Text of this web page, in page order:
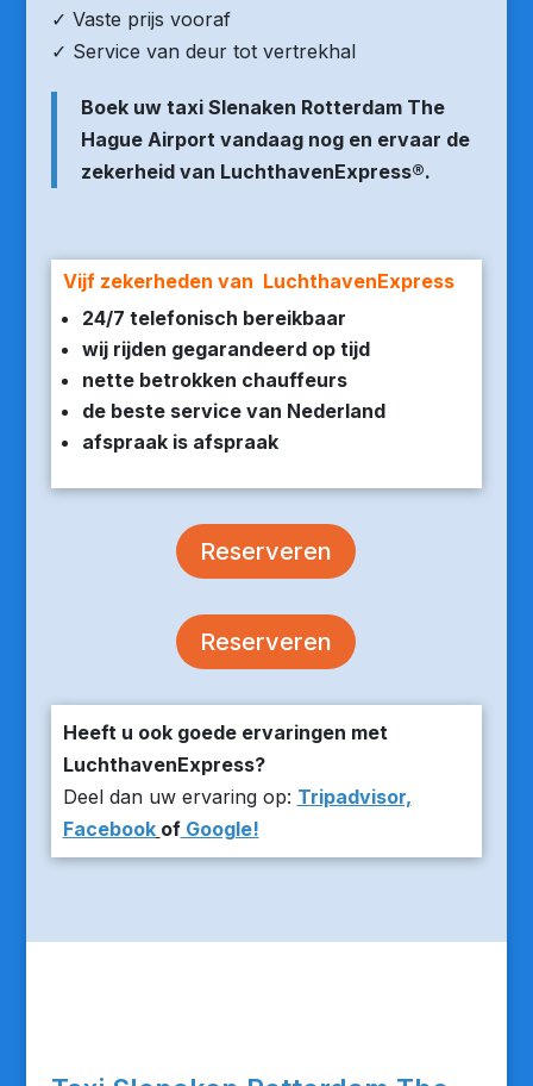
✓ Vaste prijs vooraf
✓ Service van deur tot vertrekhal
Boek uw taxi Slenaken Rotterdam The
Hague Airport vandaag nog en ervaar de
zekerheid van LuchthavenExpress®.
Vijf zekerheden van LuchthavenExpress
24/7 telefonisch bereikbaar
wij rijden gegarandeerd op tijd
nette betrokken chauffeurs
de beste service van Nederland
afspraak is afspraak
Reserveren
Reserveren
Heeft u ook goede ervaringen met
LuchthavenExpress?
Deel dan uw ervaring op: Tripadvisor,
Facebook ofGoogle!